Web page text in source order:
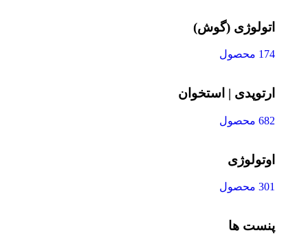
اتولوژی (گوش)
174 محصول
ارتوپدی | استخوان
682 محصول
اوتولوژی
301 محصول
پنست ها